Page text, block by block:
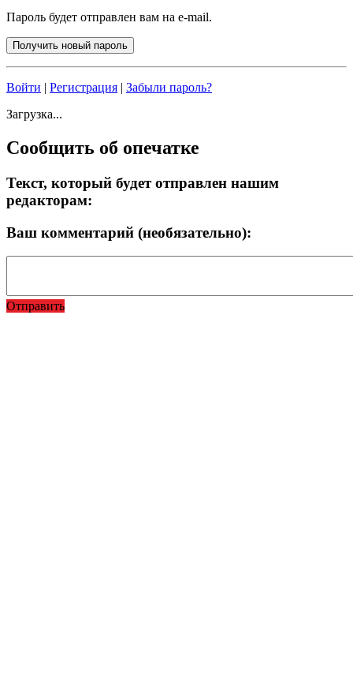
Пароль будет отправлен вам на e-mail.
Войти | Регистрация | Забыли пароль?
Загрузка...
Сообщить об опечатке
Текст, который будет отправлен нашим
редакторам:
Ваш комментарий (необязательно):
Отправить